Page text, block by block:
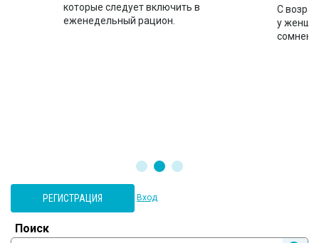
которые следует включить в
еженедельный рацион.
С
у
РЕГИСТРАЦИЯ Вход
Поиск